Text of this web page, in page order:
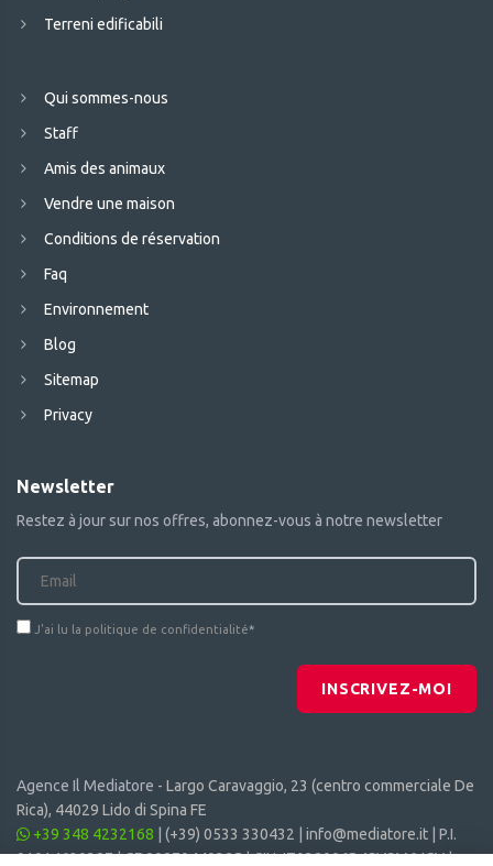
Terreni edificabili
Qui sommes-nous
Staff
Amis des animaux
Vendre une maison
Conditions de réservation
Faq
Environnement
Blog
Sitemap
Privacy
Newsletter
Restez à jour sur nos offres, abonnez-vous à notre newsletter
J'ai lu la politique de confidentialité*
INSCRIVEZ-MOI
Agence Il Mediatore - Largo Caravaggio, 23 (centro commerciale De
Rica), 44029 Lido di Spina FE
+39 348 4232168
(+39) 0533 330432 info@mediatore.it | P.I.
01014620387 | CF 00870440385 | CIN: IT038006B4SVSM6JCV |